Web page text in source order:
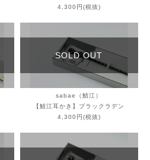
4,300円(税抜)
SOLD OUT
sabae（鯖江）
【鯖江耳かき】ブラックラデン
4,300円(税抜)